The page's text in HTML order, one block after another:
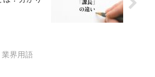
界用語